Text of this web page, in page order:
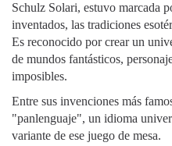
Schulz Solari, estuvo marcada
inventados, las tradiciones
Es reconocido por crear un
de mundos fantásticos,
imposibles.
Entre sus invenciones más
"panlenguaje", un idioma
variante de ese juego de mesa.